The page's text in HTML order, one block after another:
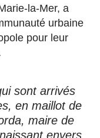
la-Mer, a
urbaine
pour leur
sont arrivés
en maillot de
maire de
envers